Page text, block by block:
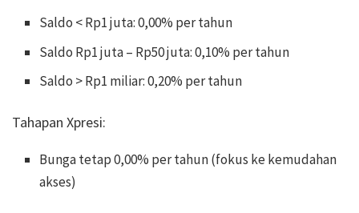
Saldo < Rp1 juta: 0,00% per tahun
Saldo Rp1 juta – Rp50 juta: 0,10% per tahun
Saldo > Rp1 miliar: 0,20% per tahun
Tahapan Xpresi:
Bunga tetap 0,00% per tahun (fokus ke kemudahan
akses)